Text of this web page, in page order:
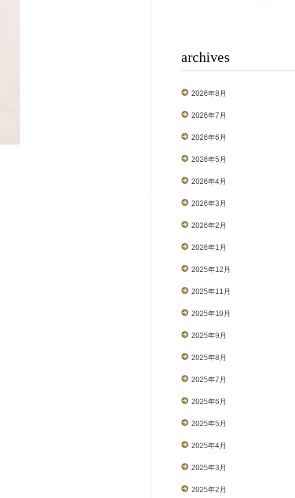
archives
2026年8月
2026年7月
2026年6月
2026年5月
2026年4月
2026年3月
2026年2月
2026年1月
2025年12月
2025年11月
2025年10月
2025年9月
2025年8月
2025年7月
2025年6月
2025年5月
2025年4月
2025年3月
2025年2月